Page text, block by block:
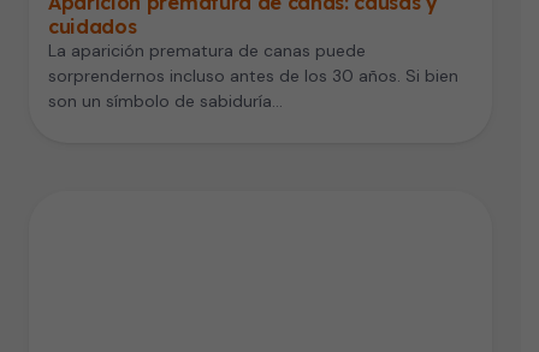
cuidados
La aparición prematura de canas puede
sorprendernos incluso antes de los 30 años. Si bien
son un símbolo de sabiduría…